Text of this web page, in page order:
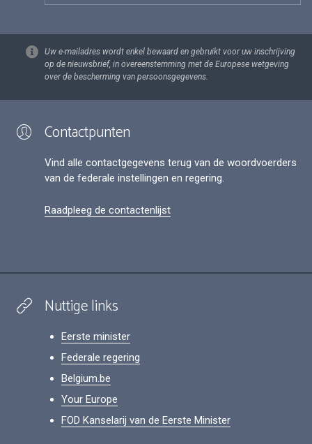
Uw e-mailadres wordt enkel bewaard en gebruikt voor uw inschrijving
op de nieuwsbrief, in overeenstemming met de Europese wetgeving
over de bescherming van persoonsgegevens.
Contactpunten
Vind alle contactgegevens terug van de woordvoerders
van de federale instellingen en regering.
Raadpleeg de contactenlijst
Nuttige links
Eerste minister
Federale regering
Belgium.be
Your Europe
FOD Kanselarij van de Eerste Minister